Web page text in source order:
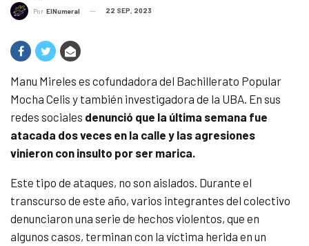
Por ElNumeral 22 SEP, 2023
Manu Mireles es cofundadora del Bachillerato Popular
Mocha Celis y también investigadora de la UBA. En sus
redes sociales denunció que la última semana fue
atacada dos veces en la calle y las agresiones
vinieron con insulto por ser marica.
Este tipo de ataques, no son aislados. Durante el
transcurso de este año, varios integrantes del colectivo
denunciaron una serie de hechos violentos, que en
algunos casos, terminan con la víctima herida en un